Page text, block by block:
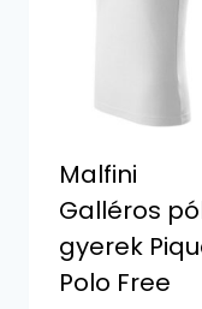
Malfini
Galléros
gyerek
Polo Free